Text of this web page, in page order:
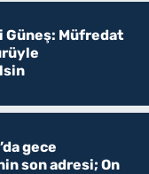
Güneş: Müfredat
gece
son adresi; On